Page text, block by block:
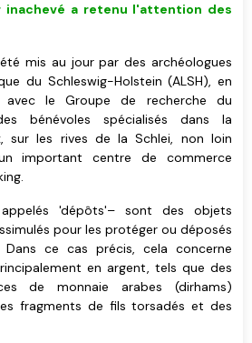
inachevé a retenu l'attention des
mis au jour par des archéologues
du Schleswig-Holstein (ALSH), en
avec le Groupe de recherche du
bénévoles spécialisés dans la
sur les rives de la Schlei, non loin
important centre de commerce
'dépôts'– sont des objets
pour les protéger ou déposés
Dans ce cas précis, cela concerne
en argent, tels que des
de monnaie arabes (dirhams)
fragments de fils torsadés et des